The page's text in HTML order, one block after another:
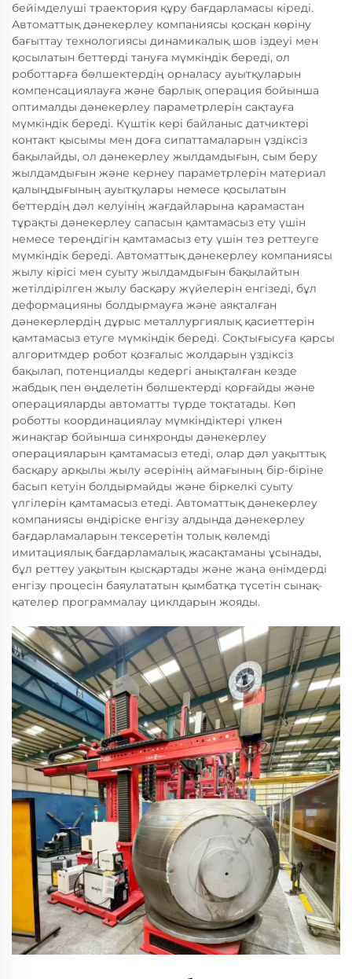
бейімделуші траектория құру бағдарламасы кіреді.
Автоматтық дәнекерлеу компаниясы қосқан көріну
бағыттау технологиясы динамикалық шов іздеуі мен
қосылатын беттерді тануға мүмкіндік береді, ол
роботтарға бөлшектердің орналасу ауытқуларын
компенсациялауға және барлық операция бойынша
оптималды дәнекерлеу параметрлерін сақтауға
мүмкіндік береді. Күштік кері байланыс датчиктері
контакт қысымы мен доға сипаттамаларын үздіксіз
бақылайды, ол дәнекерлеу жылдамдығын, сым беру
жылдамдығын және кернеу параметрлерін материал
қалыңдығының ауытқулары немесе қосылатын
беттердің дәл келуінің жағдайларына қарамастан
тұрақты дәнекерлеу сапасын қамтамасыз ету үшін
немесе тереңдігін қамтамасыз ету үшін тез реттеуге
мүмкіндік береді. Автоматтық дәнекерлеу компаниясы
жылу кірісі мен суыту жылдамдығын бақылайтын
жетілдірілген жылу басқару жүйелерін енгізеді, бұл
деформацияны болдырмауға және аяқталған
дәнекерлердің дұрыс металлургиялық қасиеттерін
қамтамасыз етуге мүмкіндік береді. Соқтығысуға қарсы
алгоритмдер робот қозғалыс жолдарын үздіксіз
бақылап, потенциалды кедергі анықталған кезде
жабдық пен өңделетін бөлшектерді қорғайды және
операцияларды автоматты түрде тоқтатады. Көп
роботты координациялау мүмкіндіктері үлкен
жинақтар бойынша синхронды дәнекерлеу
операцияларын қамтамасыз етеді, олар дәл уақыттық
басқару арқылы жылу әсерінің аймағының бір-біріне
басып кетуін болдырмайды және біркелкі суыту
үлгілерін қамтамасыз етеді. Автоматтық дәнекерлеу
компаниясы өндіріске енгізу алдында дәнекерлеу
бағдарламаларын тексеретін толық көлемді
имитациялық бағдарламалық жасақтаманы ұсынады,
бұл реттеу уақытын қысқартады және жаңа өнімдерді
енгізу процесін баяулататын қымбатқа түсетін сынақ-
қателер программалау циклдарын жояды.